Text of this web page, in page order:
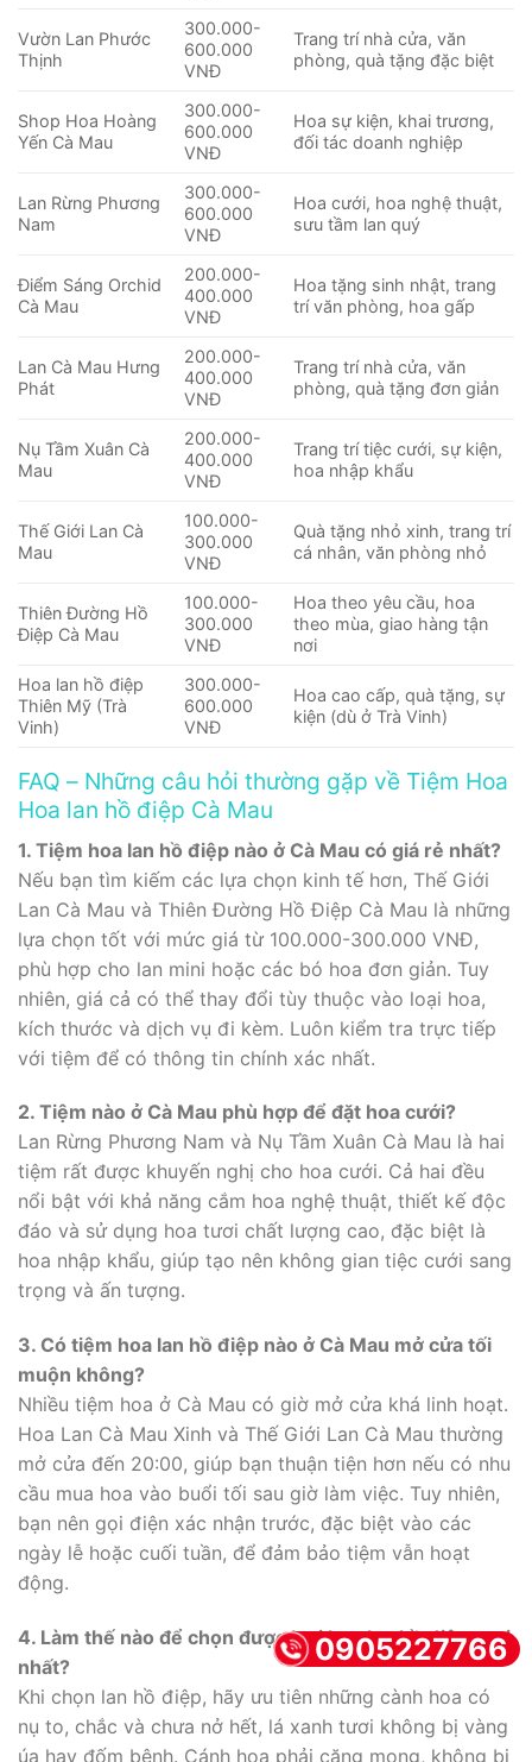
Vườn Lan Phước
Thịnh
300.000-
600.000
VNĐ
Trang trí nhà cửa, văn
phòng, quà tặng đặc biệt
Shop Hoa Hoàng
Yến Cà Mau
300.000-
600.000
VNĐ
Hoa sự kiện, khai trương,
đối tác doanh nghiệp
Lan Rừng Phương
Nam
300.000-
600.000
VNĐ
Hoa cưới, hoa nghệ thuật,
sưu tầm lan quý
Điểm Sáng Orchid
Cà Mau
200.000-
400.000
VNĐ
Hoa tặng sinh nhật, trang
trí văn phòng, hoa gấp
Lan Cà Mau Hưng
Phát
200.000-
400.000
VNĐ
Trang trí nhà cửa, văn
phòng, quà tặng đơn giản
Nụ Tầm Xuân Cà
Mau
200.000-
400.000
VNĐ
Trang trí tiệc cưới, sự kiện,
hoa nhập khẩu
Thế Giới Lan Cà
Mau
100.000-
300.000
VNĐ
Quà tặng nhỏ xinh, trang trí
cá nhân, văn phòng nhỏ
Thiên Đường Hồ
Điệp Cà Mau
100.000-
300.000
VNĐ
Hoa theo yêu cầu, hoa
theo mùa, giao hàng tận
nơi
Hoa lan hồ điệp
Thiên Mỹ (Trà
Vinh)
300.000-
600.000
VNĐ
Hoa cao cấp, quà tặng, sự
kiện (dù ở Trà Vinh)
FAQ – Những câu hỏi thường gặp về Tiệm Hoa
Hoa lan hồ điệp Cà Mau
1. Tiệm hoa lan hồ điệp nào ở Cà Mau có giá rẻ nhất?
Nếu bạn tìm kiếm các lựa chọn kinh tế hơn, Thế Giới
Lan Cà Mau và Thiên Đường Hồ Điệp Cà Mau là những
lựa chọn tốt với mức giá từ 100.000-300.000 VNĐ,
phù hợp cho lan mini hoặc các bó hoa đơn giản. Tuy
nhiên, giá cả có thể thay đổi tùy thuộc vào loại hoa,
kích thước và dịch vụ đi kèm. Luôn kiểm tra trực tiếp
với tiệm để có thông tin chính xác nhất.
2. Tiệm nào ở Cà Mau phù hợp để đặt hoa cưới?
Lan Rừng Phương Nam và Nụ Tầm Xuân Cà Mau là hai
tiệm rất được khuyến nghị cho hoa cưới. Cả hai đều
nổi bật với khả năng cắm hoa nghệ thuật, thiết kế độc
đáo và sử dụng hoa tươi chất lượng cao, đặc biệt là
hoa nhập khẩu, giúp tạo nên không gian tiệc cưới sang
trọng và ấn tượng.
3. Có tiệm hoa lan hồ điệp nào ở Cà Mau mở cửa tối
muộn không?
Nhiều tiệm hoa ở Cà Mau có giờ mở cửa khá linh hoạt.
Hoa Lan Cà Mau Xinh và Thế Giới Lan Cà Mau thường
mở cửa đến 20:00, giúp bạn thuận tiện hơn nếu có nhu
cầu mua hoa vào buổi tối sau giờ làm việc. Tuy nhiên,
bạn nên gọi điện xác nhận trước, đặc biệt vào các
ngày lễ hoặc cuối tuần, để đảm bảo tiệm vẫn hoạt
động.
4. Làm thế nào để chọn được loại hoa lan hồ điệp tươi
nhất?
Khi chọn lan hồ điệp, hãy ưu tiên những cành hoa có
nụ to, chắc và chưa nở hết, lá xanh tươi không bị vàng
úa hay đốm bệnh. Cánh hoa phải căng mọng, không bị
0905227766